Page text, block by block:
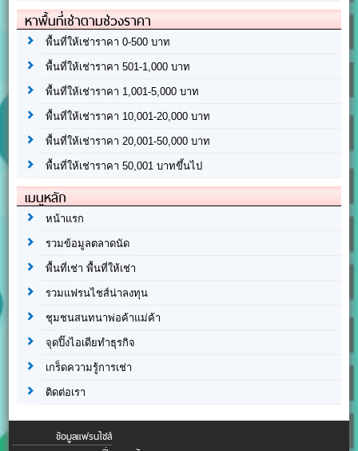
หาพื้นที่เช่าตามช่วงราคา
พื้นที่ให้เช่าราคา 0-500 บาท
พื้นที่ให้เช่าราคา 501-1,000 บาท
พื้นที่ให้เช่าราคา 1,001-5,000 บาท
พื้นที่ให้เช่าราคา 10,001-20,000 บาท
พื้นที่ให้เช่าราคา 20,001-50,000 บาท
พื้นที่ให้เช่าราคา 50,001 บาทขึ้นไป
เมนูหลัก
หน้าแรก
รวมข้อมูลตลาดนัด
พื้นที่เช่า พื้นที่ให้เช่า
รวมแฟรนไชส์น่าลงทุน
ชุมชนสนทนาพ่อค้าแม่ค้า
จุดปิ๊งไอเดียทำธุรกิจ
เกร็ดความรู้การเช่า
ติดต่อเรา
ข้อมูลแฟรนไชส์